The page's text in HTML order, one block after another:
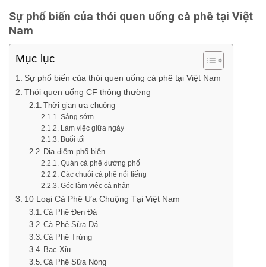
Sự phổ biến của thói quen uống cà phê tại Việt
Nam
Mục lục
Sự phổ biến của thói quen uống cà phê tại Việt Nam
Thói quen uống CF thông thường
Thời gian ưa chuộng
Sáng sớm
Làm việc giữa ngày
Buổi tối
Địa điểm phổ biến
Quán cà phê đường phố
Các chuỗi cà phê nổi tiếng
Góc làm việc cá nhân
10 Loại Cà Phê Ưa Chuộng Tại Việt Nam
Cà Phê Đen Đá
Cà Phê Sữa Đá
Cà Phê Trứng
Bạc Xỉu
Cà Phê Sữa Nóng